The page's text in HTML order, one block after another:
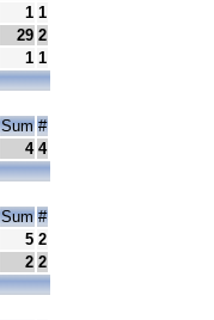
1 1
29 2
1 1
Sum #
4 4
Sum #
5 2
2 2